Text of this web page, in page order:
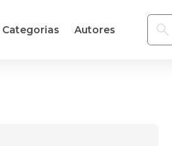
Categorias Autores